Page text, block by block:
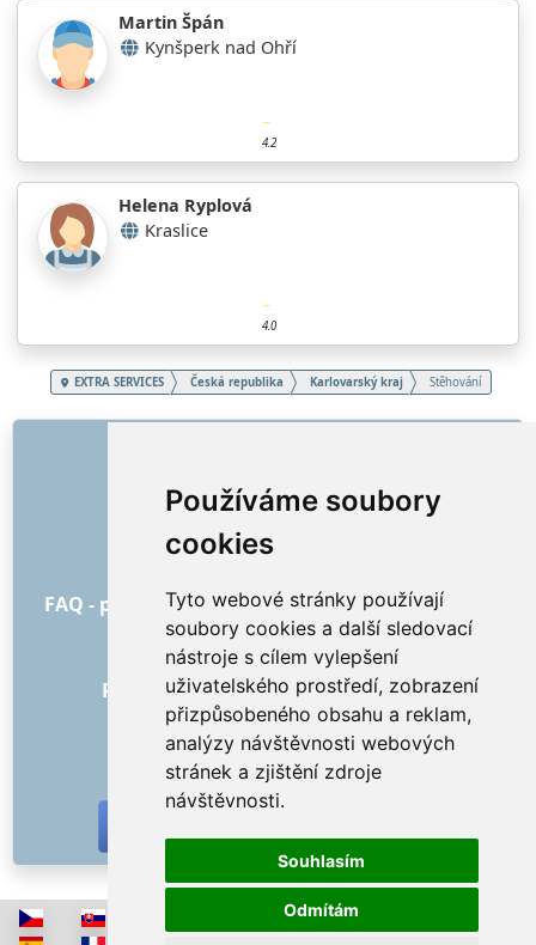
Používáme soubory
cookies
Tyto webové stránky používají
soubory cookies a další sledovací
nástroje s cílem vylepšení
uživatelského prostředí, zobrazení
přizpůsobeného obsahu a reklam,
analýzy návštěvnosti webových
stránek a zjištění zdroje
návštěvnosti.
Souhlasím
Odmítám
Martin Špán
Kynšperk nad Ohří
4.2
Helena Ryplová
Kraslice
4.0
EXTRA SERVICES Česká republika Karlovarský kraj Stěhování
O nás
Jak to všechno začalo
Ceník
FAQ - pro objednatele FAQ - pro poskytovatele
Reklama a marketing
Blog
Recenze objednávek s hodnocením
Kontakt
SOCIÁLNÍ SÍTĚ